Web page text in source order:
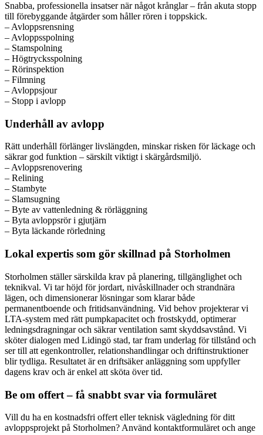
Snabba, professionella insatser när något krånglar – från akuta stopp
till förebyggande åtgärder som håller rören i toppskick.
– Avloppsrensning
– Avloppsspolning
– Stamspolning
– Högtrycksspolning
– Rörinspektion
– Filmning
– Avloppsjour
– Stopp i avlopp
Underhåll av avlopp
Rätt underhåll förlänger livslängden, minskar risken för läckage och
säkrar god funktion – särskilt viktigt i skärgårdsmiljö.
– Avloppsrenovering
– Relining
– Stambyte
– Slamsugning
– Byte av vattenledning & rörläggning
– Byta avloppsrör i gjutjärn
– Byta läckande rörledning
Lokal expertis som gör skillnad på Storholmen
Storholmen ställer särskilda krav på planering, tillgänglighet och
teknikval. Vi tar höjd för jordart, nivåskillnader och strandnära
lägen, och dimensionerar lösningar som klarar både
permanentboende och fritidsanvändning. Vid behov projekterar vi
LTA-system med rätt pumpkapacitet och frostskydd, optimerar
ledningsdragningar och säkrar ventilation samt skyddsavstånd. Vi
sköter dialogen med Lidingö stad, tar fram underlag för tillstånd och
ser till att egenkontroller, relationshandlingar och driftinstruktioner
blir tydliga. Resultatet är en driftsäker anläggning som uppfyller
dagens krav och är enkel att sköta över tid.
Be om offert – få snabbt svar via formuläret
Vill du ha en kostnadsfri offert eller teknisk vägledning för ditt
avloppsprojekt på Storholmen? Använd kontaktformuläret och ange